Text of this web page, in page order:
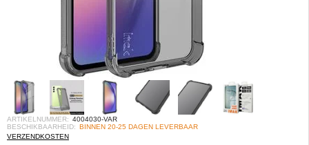
ARTIKELNUMMER: 4004030-VAR
BESCHIKBAARHEID: BINNEN 20-25 DAGEN LEVERBAAR
VERZENDKOSTEN